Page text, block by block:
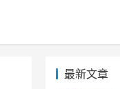
最新文章